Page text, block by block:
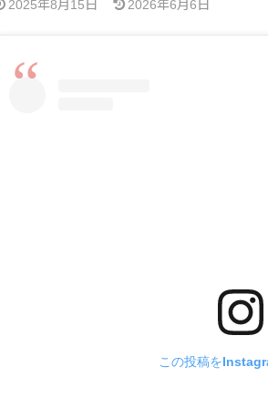
2025年8月15日 2026年6月6日
この投稿を